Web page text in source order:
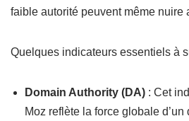
faible autorité peuvent même nuire
Quelques indicateurs essentiels à
Domain Authority (DA) : Cet
Moz reflète la force globale